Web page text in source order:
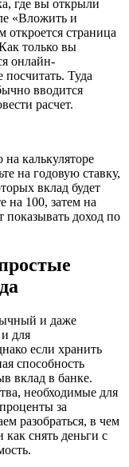
где вы открыли
«Вложить и
откроется страница
только вы
онлайн-
Туда
вводится
расчет.
калькуляторе
на годовую ставку,
вклад будет
на 100, затем на
показывать доход по
и даже
для
если хранить
способность
вклад в банке.
необходимые для
за
разобраться, в чем
снять деньги с